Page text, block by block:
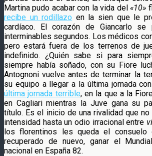
Martina pudo acabar con la vida del«10»
recibe un rodillazo en la sien que le
cardíaco. El corazón de Giancarlo se
interminables segundos. Los médicos
pero estará fuera de los terrenos de
indefinido. ¿Quién sabe si para
siempre había soñado, con su Fiore
Antognoni vuelve antes de terminar la
su equipo a llegar a la última jornada
última jornada terrible, en la que a la
en Cagliari mientras la Juve gana su
título. Es el inicio de una rivalidad que
intensidad hasta un odio irracional entre
los florentinos les queda el
recuperado de nuevo, ganar el
nacional en España 82.